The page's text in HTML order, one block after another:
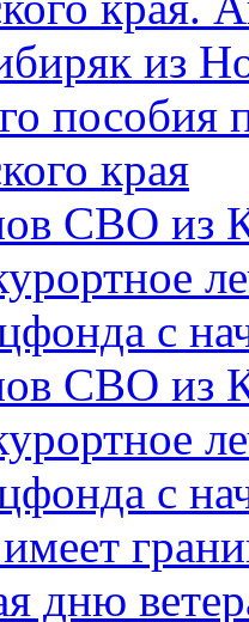
из
пособия
края
СВО из
с
СВО из
с
дню